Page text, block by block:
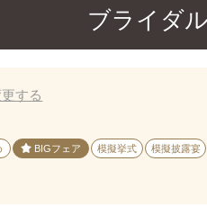
ブライダ
する
BIGフェア 模擬挙式 模擬披露宴